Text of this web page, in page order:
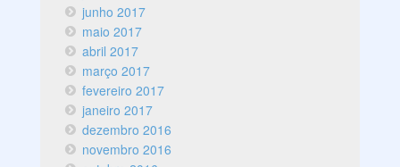
junho 2017
maio 2017
abril 2017
março 2017
fevereiro 2017
janeiro 2017
dezembro 2016
novembro 2016